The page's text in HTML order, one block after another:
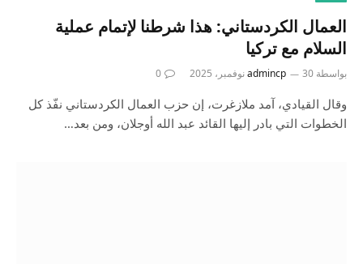
العمال الكردستاني: هذا شرطنا لإتمام عملية
السلام مع تركيا
بواسطة admincp 30 نوفمبر، 2025 0
وقال القيادي، آمد ملازغرت، إن حزب العمال الكردستاني نفّذ كل
الخطوات التي بادر إليها القائد عبد الله أوجلان، ومن بعد…